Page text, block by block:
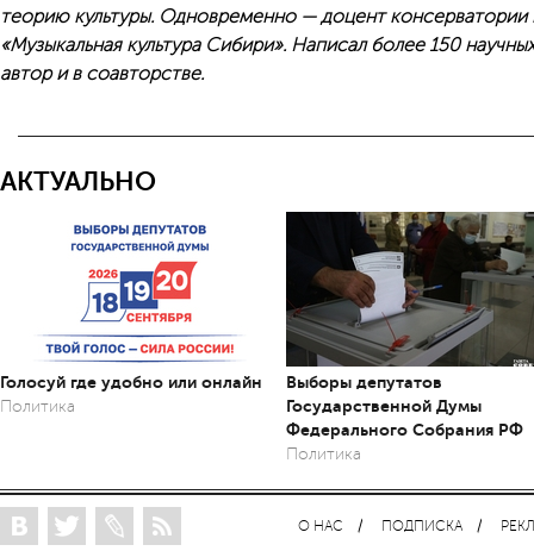
теорию культуры. Одновременно — доцент консерватории
«Музыкальная культура Сибири». Написал более 150
автор и в соавторстве.
АКТУАЛЬНО
Голосуй где удобно или онлайн
Политика
Выборы депутатов
Государственной Думы
Федерального Собрания РФ
Политика
О НАС ПОДПИСКА